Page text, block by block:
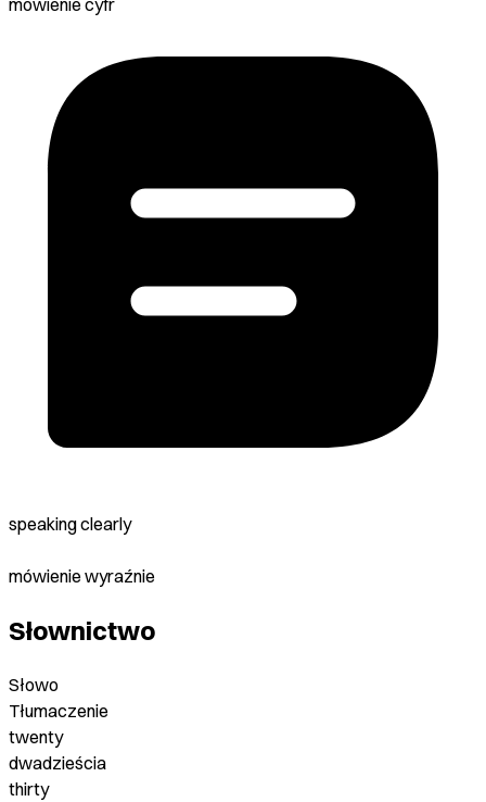
mówienie cyfr
speaking clearly
mówienie wyraźnie
Słownictwo
Słowo
Tłumaczenie
twenty
dwadzieścia
thirty